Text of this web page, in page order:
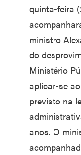
quinta-feira
ministro
do
Ministério
aplicar-se
previsto na
anos. O